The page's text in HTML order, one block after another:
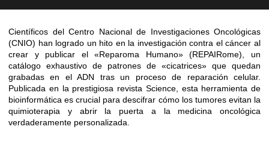
Científicos del Centro Nacional de Investigaciones Oncológicas
(CNIO) han logrado un hito en la investigación contra el cáncer al
crear y publicar el «Reparoma Humano» (REPAIRome), un
catálogo exhaustivo de patrones de «cicatrices» que quedan
grabadas en el ADN tras un proceso de reparación celular.
Publicada en la prestigiosa revista Science, esta herramienta de
bioinformática es crucial para descifrar cómo los tumores evitan la
quimioterapia y abrir la puerta a la medicina oncológica
verdaderamente personalizada.